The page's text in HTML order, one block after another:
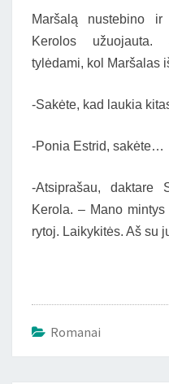
Maršalą nustebino
Kerolos užuojauta.
tylėdami, kol Maršalas
-Sakėte, kad laukia
-Ponia Estrid, sakėte…
-Atsiprašau, daktare
Kerola. – Mano
rytoj. Laikykitės. Aš su
Romanai